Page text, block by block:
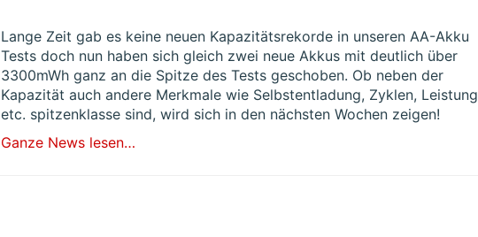
Lange Zeit gab es keine neuen Kapazitätsrekorde in unseren AA-Akku
Tests doch nun haben sich gleich zwei neue Akkus mit deutlich über
3300mWh ganz an die Spitze des Tests geschoben. Ob neben der
Kapazität auch andere Merkmale wie Selbstentladung, Zyklen, Leistung
etc. spitzenklasse sind, wird sich in den nächsten Wochen zeigen!
Ganze News lesen…